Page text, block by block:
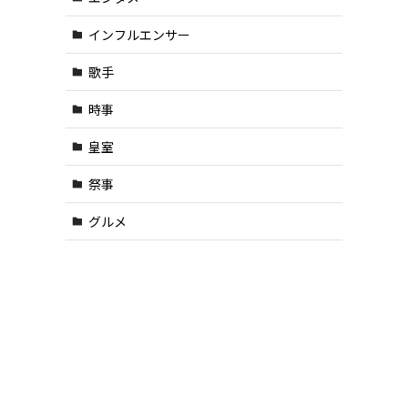
インフルエンサー
歌手
時事
皇室
祭事
グルメ